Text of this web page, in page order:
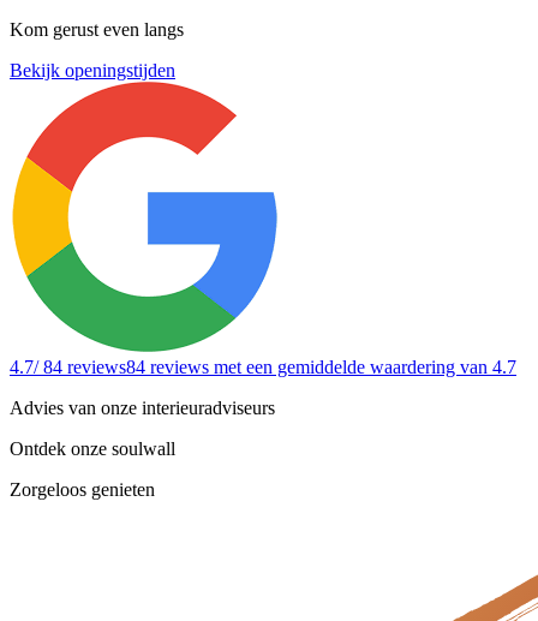
Kom gerust even langs
Bekijk openingstijden
4.7/ 84 reviews84 reviews met een gemiddelde waardering van 4.7
Advies van onze interieuradviseurs
Ontdek onze soulwall
Zorgeloos genieten